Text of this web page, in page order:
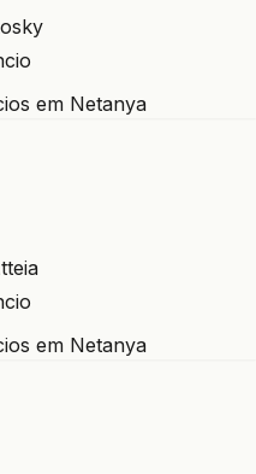
em Netanya
em Netanya